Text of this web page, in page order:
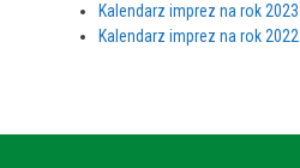
Kalendarz imprez na rok 2023
Kalendarz imprez na rok 2022